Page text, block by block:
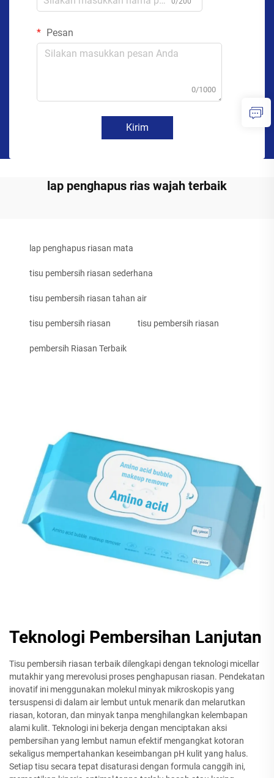
Pesan
0/1000
Kirim
lap penghapus rias wajah terbaik
lap penghapus riasan mata
tisu pembersih riasan sederhana
tisu pembersih riasan tahan air
tisu pembersih riasan tisu pembersih riasan
pembersih Riasan Terbaik
Teknologi Pembersihan Lanjutan
Tisu pembersih riasan terbaik dilengkapi dengan teknologi micellar
mutakhir yang merevolusi proses penghapusan riasan. Pendekatan
inovatif ini menggunakan molekul minyak mikroskopis yang
tersuspensi di dalam air lembut untuk menarik dan melarutkan
riasan, kotoran, dan minyak tanpa menghilangkan kelembapan
alami kulit. Teknologi ini bekerja dengan menciptakan aksi
pembersihan yang lembut namun efektif mengangkat kotoran
sekaligus mempertahankan keseimbangan pH kulit yang halus.
Setiap tisu secara tepat disaturasi dengan formula canggih ini,